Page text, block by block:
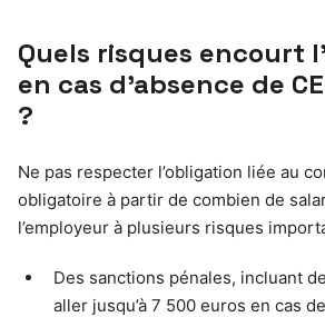
Quels risques encourt
en cas d’absence de
?
Ne pas respecter l’obligation liée au
obligatoire à partir de combien de
l’employeur à plusieurs risques
Des sanctions pénales, incluant
aller jusqu’à 7 500 euros en cas